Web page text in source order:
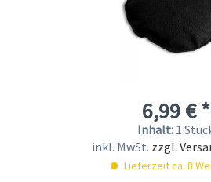
6,99 € *
Inhalt: 1
inkl. MwSt. zzgl.
Lieferzeit ca. 8